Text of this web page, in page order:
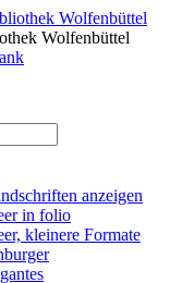
Wolfenbüttel
anzeigen
in folio
kleinere Formate